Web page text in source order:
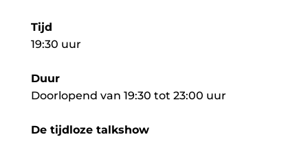
Tijd
19:30 uur
Duur
Doorlopend van 19:30 tot 23:00 uur
De tijdloze talkshow